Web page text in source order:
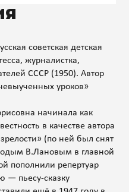
советская детская
журналистка,
СССР (1950). Автор
уроков»
начинала как
в качестве автора
(по ней был снят
В.Лановым в главной
пополнили репертуар
— пьесу-сказку